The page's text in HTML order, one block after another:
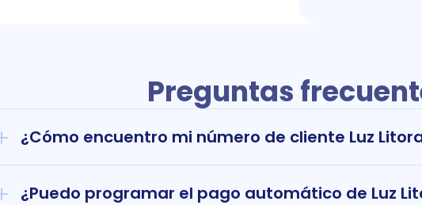
Preguntas
¿Cómo encuentro mi número de cliente Luz
¿Puedo programar el pago automático de Luz